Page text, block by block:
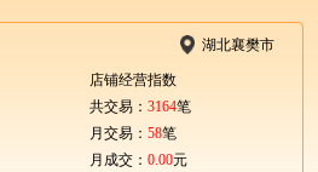
湖北襄樊市
店铺经营指数
共交易： 3164笔
月交易： 58笔
月成交： 0.00元